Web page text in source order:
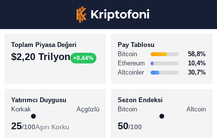
BİTCOİN HABERLERİ
ALTCOİN HABERLERİ
Toplam Piyasa Değeri
$2,20 Trilyon +0.44%
Pay Tablosu
Bitcoin
58,8%
Ethereum
10,4%
Altcoinler
30,7%
Yatırımcı Duygusu
Korkak
Açgözlü
25/100Aşırı Korku
Sezon Endeksi
Bitcoin
Altcoin
50/100